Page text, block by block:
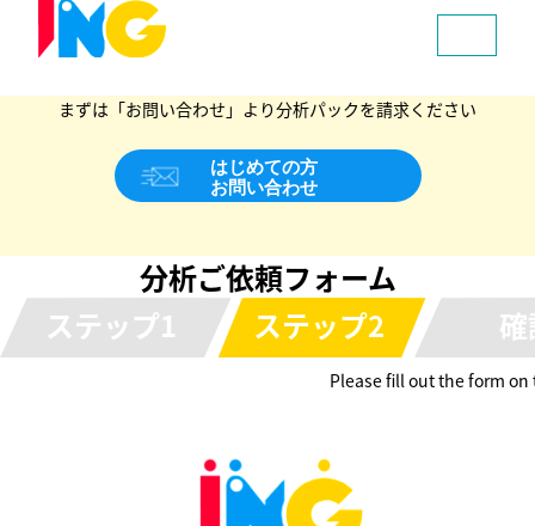
まずは「お問い合わせ」より分析パックを請求ください
分析ご依頼フォーム
Please fill out the form